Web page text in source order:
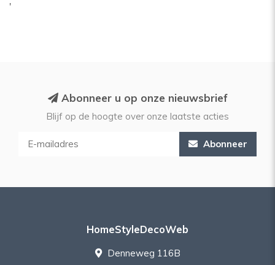
'
Abonneer u op onze nieuwsbrief
Blijf op de hoogte over onze laatste acties
Abonneer
HomeStyleDecoWeb
Denneweg 116B